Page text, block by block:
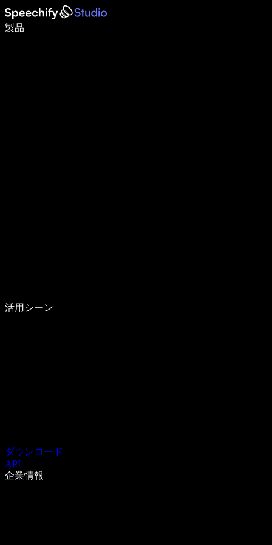
製品
音声入力で5倍速く書ける
活用シーン
ダウンロード
API
企業情報